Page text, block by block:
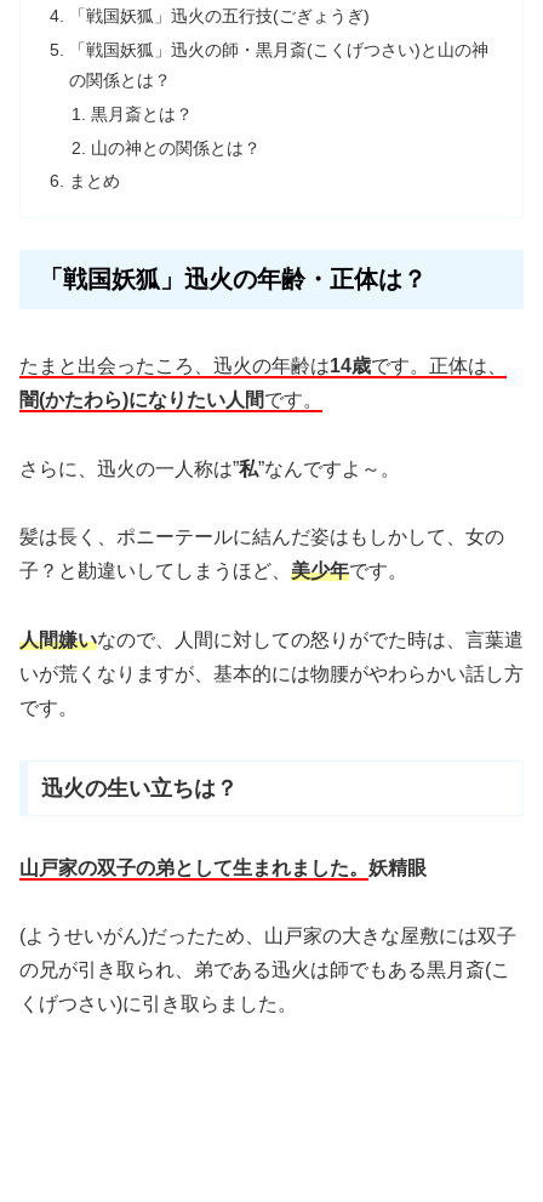
「戦国妖狐」迅火の五行技(ごぎょうぎ)
「戦国妖狐」迅火の師・黒月斎(こくげつさい)と山の神
の関係とは？
黒月斎とは？
山の神との関係とは？
まとめ
「戦国妖狐」迅火の年齢・正体は？
たまと出会ったころ、迅火の年齢は14歳です。 正体は、
闇(かたわら)になりたい人間です。
さらに、迅火の一人称は”私”なんですよ～。
髪は長く、ポニーテールに結んだ姿はもしかして、女の
子？と勘違いしてしまうほど、 美少年です。
人間嫌いなので、人間に対しての怒りがでた時は、言葉遣
いが荒くなりますが、基本的には物腰がやわらかい話し方
です。
迅火の生い立ちは？
山戸家の双子の弟として生まれました。 妖精眼
(ようせいがん)だったため、 山戸家の大きな屋敷には双子
の兄が引き取られ、弟である迅火は師でもある黒月斎(こ
くげつさい)に引き取らました。